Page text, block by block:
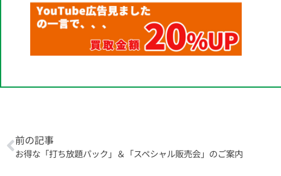
前の記事
お得な「打ち放題パック」＆「スペシャル販売会」のご案内